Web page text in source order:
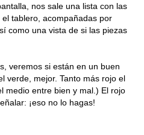
nos sale una lista con las
tablero, acompañadas por
como una vista de si las piezas
veremos si están en un buen
verde, mejor. Tanto más rojo el
medio entre bien y mal.) El rojo
¡eso no lo hagas!